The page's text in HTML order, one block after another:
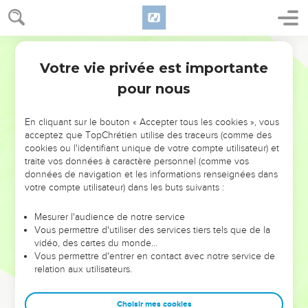
NE MANQUEZ PAS L’ÉVÉNEMENT
DE L’ANNÉE !
ET SI LEURS ERREURS POUVAIENT VOUS ÉVITER LES
VOTRES ?
leur foi ou leur vision. Mais on voit moins les doutes, les erreurs
et les saisons difficiles qu'ils ont traversés, alors même que ce
sont elles qui les ont façonnés.
Dans cette conférence, leaders, entrepreneurs, et responsables
clés pour avancer avec plus de sagesse afin que leurs erreurs
Votre vie privée est importante
pour nous
En cliquant sur le bouton « Accepter tous les cookies », vous
acceptez que TopChrétien utilise des traceurs (comme des
cookies ou l'identifiant unique de votre compte utilisateur) et
traite vos données à caractère personnel (comme vos
données de navigation et les informations renseignées dans
votre compte utilisateur) dans les buts suivants :
Mesurer l'audience de notre service
Vous permettre d'utiliser des services tiers tels que de la
vidéo, des cartes du monde…
Vous permettre d'entrer en contact avec notre service de
relation aux utilisateurs.
Choisir mes cookies